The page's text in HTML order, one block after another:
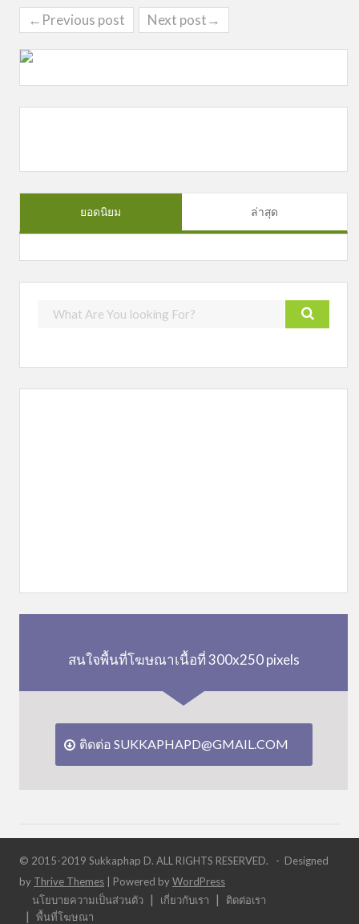
←Previous post Next post→
ยอดนิยม ล่าสุด
สนใจพื้นที่โฆษณาเนื้อที่ 300x250 pixels
ติดต่อ SUKKAPHAPD@GMAIL.COM
© 2015-2019 Sukkaphap D. ALL RIGHTS RESERVED. - Designed
by Thrive Themes | Powered byWordPress
นโยบายความเป็นส่วนตัว เกี่ยวกับเรา
ติดต่อเรา
พื้นที่โฆษณา